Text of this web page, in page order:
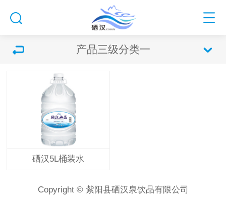
产品三级分类一
硒汉5L桶装水
Copyright © 紫阳县硒汉泉饮品有限公司